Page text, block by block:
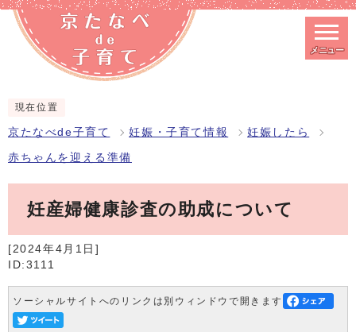
スマートフォン表示用の情報をスキップ
メニュー
現在位置
京たなべde子育て 妊娠・子育て情報 妊娠したら
赤ちゃんを迎える準備
妊産婦健康診査の助成について
[2024年4月1日]
ID:3111
ソーシャルサイトへのリンクは別ウィンドウで開きます